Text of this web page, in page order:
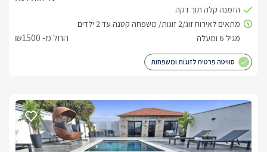
החל מ- ₪1500
סוויטה פרטית לזוגות ומשפחות